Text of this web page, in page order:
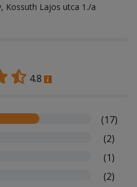
Kossuth Lajos utca 1./a
4.8
(17)
(2)
(1)
(2)